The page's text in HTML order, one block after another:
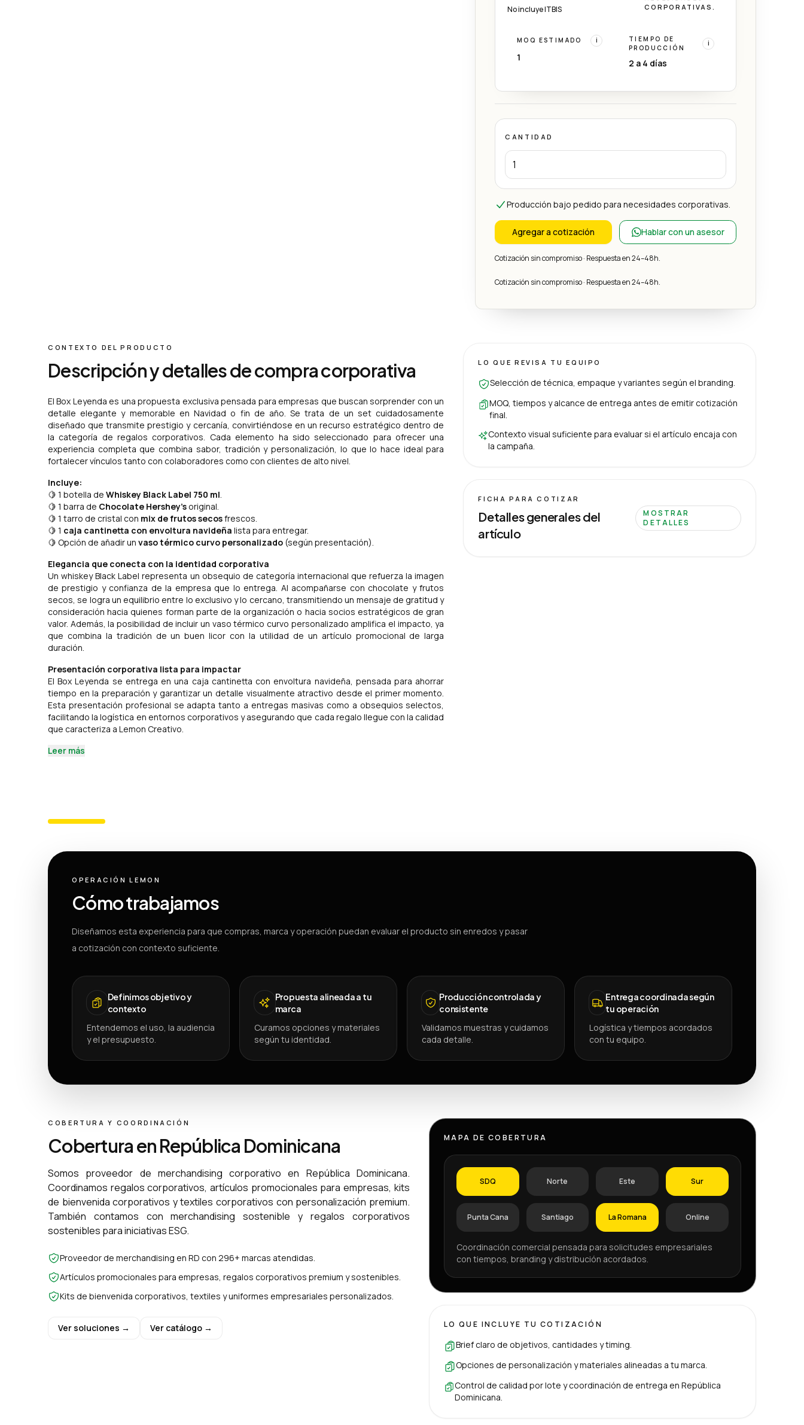
No incluye ITBIS
CORPORATIVAS.
MOQ ESTIMADO i
1
TIEMPO DE
PRODUCCIÓN
i
2 a 4 días
CANTIDAD
Producción bajo pedido para necesidades corporativas.
Agregar a cotización Hablar con un asesor
Cotización sin compromiso · Respuesta en 24–48h.
Cotización sin compromiso · Respuesta en 24–48h.
CONTEXTO DEL PRODUCTO
Descripción y detalles de compra corporativa
El Box Leyenda es una propuesta exclusiva pensada para empresas que buscan sorprender con un
detalle elegante y memorable en Navidad o fin de año. Se trata de un set cuidadosamente
diseñado que transmite prestigio y cercanía, convirtiéndose en un recurso estratégico dentro de
la categoría de regalos corporativos. Cada elemento ha sido seleccionado para ofrecer una
experiencia completa que combina sabor, tradición y personalización, lo que lo hace ideal para
fortalecer vínculos tanto con colaboradores como con clientes de alto nivel.
Incluye:
🍋 1 botella de Whiskey Black Label 750 ml
🍋 1 barra de Chocolate Hershey’s original.
🍋 1 tarro de cristal con mix de frutos secosfrescos.
🍋 1 caja cantinetta con envoltura navideña lista para entregar.
🍋 Opción de añadir un vaso térmico curvo personalizado (según presentación).
Elegancia que conecta con la identidad corporativa
Un whiskey Black Label representa un obsequio de categoría internacional que refuerza la imagen
de prestigio y confianza de la empresa que lo entrega. Al acompañarse con chocolate y frutos
secos, se logra un equilibrio entre lo exclusivo y lo cercano, transmitiendo un mensaje de gratitud y
consideración hacia quienes forman parte de la organización o hacia socios estratégicos de gran
valor. Además, la posibilidad de incluir un vaso térmico curvo personalizado amplifica el impacto, ya
que combina la tradición de un buen licor con la utilidad de un artículo promocional de larga
duración.
Presentación corporativa lista para impactar
El Box Leyenda se entrega en una caja cantinetta con envoltura navideña, pensada para ahorrar
tiempo en la preparación y garantizar un detalle visualmente atractivo desde el primer momento.
Esta presentación profesional se adapta tanto a entregas masivas como a obsequios selectos,
facilitando la logística en entornos corporativos y asegurando que cada regalo llegue con la calidad
que caracteriza a Lemon Creativo.
Leer más
LO QUE REVISA TU EQUIPO
Selección de técnica, empaque y variantes según el branding.
MOQ, tiempos y alcance de entrega antes de emitir cotización
final.
Contexto visual suficiente para evaluar si el artículo encaja con
la campaña.
FICHA PARA COTIZAR
Detalles generales del
artículo
MOSTRAR
DETALLES
OPERACIÓN LEMON
Cómo trabajamos
Diseñamos esta experiencia para que compras, marca y operación puedan evaluar el producto sin enredos y pasar
a cotización con contexto suficiente.
Definimos objetivo y
contexto
Entendemos el uso, la audiencia
y el presupuesto.
Propuesta alineada a tu
marca
Curamos opciones y materiales
según tu identidad.
Producción controlada y
consistente
Validamos muestras y cuidamos
cada detalle.
Entrega coordinada según
tu operación
Logística y tiempos acordados
con tu equipo.
COBERTURA Y COORDINACIÓN
Cobertura en República Dominicana
Somos proveedor de merchandising corporativo en República Dominicana.
Coordinamos regalos corporativos, artículos promocionales para empresas, kits
de bienvenida corporativos y textiles corporativos con personalización premium.
También contamos con merchandising sostenible y regalos corporativos
sostenibles para iniciativas ESG.
Proveedor de merchandising en RD con 296+ marcas atendidas.
Artículos promocionales para empresas, regalos corporativos premium y sostenibles.
Kits de bienvenida corporativos, textiles y uniformes empresariales personalizados.
Ver soluciones → Ver catálogo →
MAPA DE COBERTURA
SDQ Norte Este Sur
Punta Cana Santiago La Romana Online
Coordinación comercial pensada para solicitudes empresariales
con tiempos, branding y distribución acordados.
LO QUE INCLUYE TU COTIZACIÓN
Brief claro de objetivos, cantidades y timing.
Opciones de personalización y materiales alineadas a tu marca.
Control de calidad por lote y coordinación de entrega en República
Dominicana.